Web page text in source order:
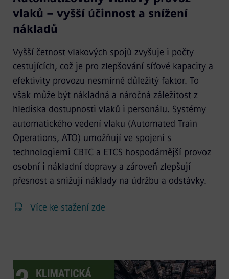
vlaků – vyšší účinnost a snížení
nákladů
Vyšší četnost vlakových spojů zvyšuje i počty
cestujících, což je pro zlepšování síťové kapacity a
efektivity provozu nesmírně důležitý faktor. To
však může být nákladná a náročná záležitost z
hlediska dostupnosti vlaků i personálu. Systémy
automatického vedení vlaku (Automated Train
Operations, ATO) umožňují ve spojení s
technologiemi CBTC a ETCS hospodárnější provoz
osobní i nákladní dopravy a zároveň zlepšují
přesnost a snižují náklady na údržbu a odstávky.
Více ke stažení zde